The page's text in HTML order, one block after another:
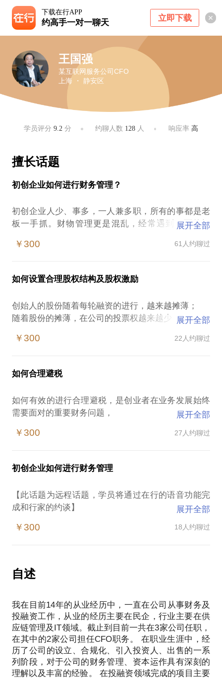
下载在行APP
约高手一对一聊天 立即下载
王国强
某互联网服务公司CFO
上海 ・ 静安区
学员评分9.2 分 约聊人数 128 人 响应率 高
擅长话题
初创企业如何进行财务管理？
初创企业人少、事多，一人兼多职，所有的事都是老
板一手抓。财物管理更是混乱，经常遇到下面的问
没有钱请好的财务人员，不知道如何合规；
公司财务帐记流水账；
见投资人时漏洞多多，算不出利润，使合规成本高；
既想少交税，又想资本市场发展，如何解决。
本人14年的职业生涯，一直在民企工作，经历了初
创、引入投资人、出售的一系列阶段，对于各种时期
展开全部
￥300 61人约聊过
如何设置合理股权结构及股权激励
创始人的股份随着每轮融资的进行，越来越摊薄；
随着股份的摊薄，在公司的投票权越来越少；
子；
如何将股权激励的效果与创始人的意愿变为同一个目
标；
在后续的股权融资中无法控制；
对于股权激励，必须设立清晰的目标，使得团队发展
与公司一致。
款，有效的股权激励计划，有着深入的了解及实战经
展开全部
￥300 22人约聊过
如何合理避税
如何有效的进行合理避税，是创业者在业务发展始终
需要面对的重要财务问题，
没有财务，使用记账公司，税务是否有问题；
少缴税，对未来引进投资者是否有影响；
如何既能合理避税，又能在未来引进投资者时避免税
引进A轮投资者后
投资人要求公司合法合规管理，完全税务正规化，没
有利润了
阶段。
展开全部
￥300 27人约聊过
初创企业如何进行财务管理
【此话题为远程话题，学员将通过在行的语音功能完
成和行家的约谈】
板一手抓。财物管理更是混乱，经常遇到下面的问
公司股权结构如何管理，公司税务如何管理；
公司财务帐记流水账；
成熟企业是否按照老路子走，内外2套账；
既想少交税，又想资本市场发展，如何解决。
本人14年的职业生涯，一直在民企工作，经历了初
创、引入投资人、出售的一系列阶段，对于各种时期
企业的问题，解决方案充分了解。 我希望通过我们的
交流，能解开您心中的困扰，让财务不再成为您的负
展开全部
￥300 18人约聊过
自述
我在目前14年的从业经历中，一直在公司从事财务及
投融资工作，从业的经历主要在民企，行业主要在供
应链管理及IT领域。截止到目前一共在3家公司任职，
在其中的2家公司担任CFO职务。 在职业生涯中，经
历了公司的设立、合规化、引入投资人、出售的一系
列阶段，对于公司的财务管理、资本运作具有深刻的
理解以及丰富的经验。 在投融资领域完成的项目主要